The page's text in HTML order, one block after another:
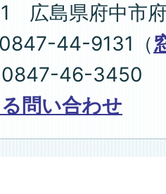
広島県府中市
44-9131（
0847-46-3450
問い合わせ